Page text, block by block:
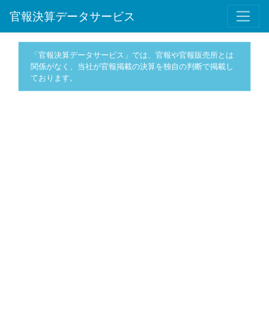
官報決算データサービス
「官報決算データサービス」では、官報や官報販売所とは
関係がなく、当社が官報掲載の決算を独自の判断で掲載し
ております。